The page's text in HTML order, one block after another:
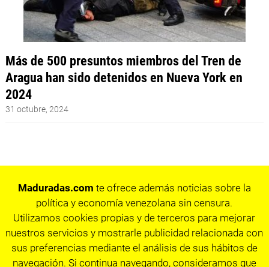
Más de 500 presuntos miembros del Tren de
Aragua han sido detenidos en Nueva York en
2024
31 octubre, 2024
Maduradas.com te ofrece además noticias sobre la
política y economía venezolana sin censura.
Utilizamos cookies propias y de terceros para mejorar
nuestros servicios y mostrarle publicidad relacionada con
sus preferencias mediante el análisis de sus hábitos de
navegación. Si continua navegando, consideramos que